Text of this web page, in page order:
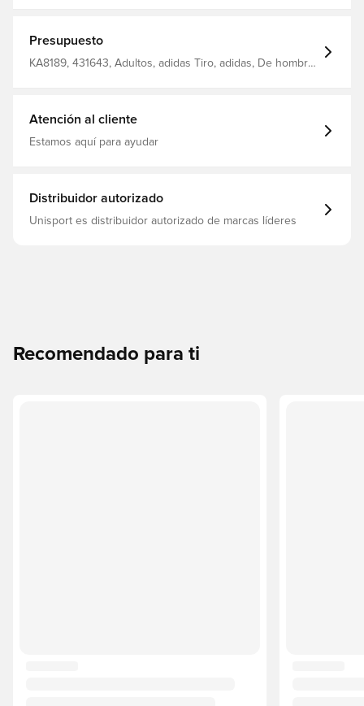
seco y sin distracciones El tejido entrelazado ofrece
comodidad y durabilidad, mientras que el cierre con
cordón permite ajustarlo Corte normal 100% poliéster
Presupuesto
KA8189, 431643, Adultos, adidas Tiro, adidas, De hombre,
Atención al cliente
Estamos aquí para ayudar
Distribuidor autorizado
Unisport es distribuidor autorizado de marcas líderes
Recomendado para ti